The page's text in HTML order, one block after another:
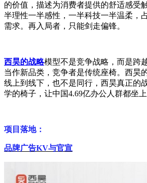
的价值，描述为消费者提供的舒适感受
半理性一半感性，一半科技一半温柔，
需求。再入局者，只能剑走偏锋。
西昊的战略模型不是竞争战略，而是跨
当作新品类，竞争者是传统座椅。西昊
线上到线下，也不是同行，西昊真正的
学的椅子，让中国4.69亿办公人群都坐上
项目落地：
品牌广告KV与官宣